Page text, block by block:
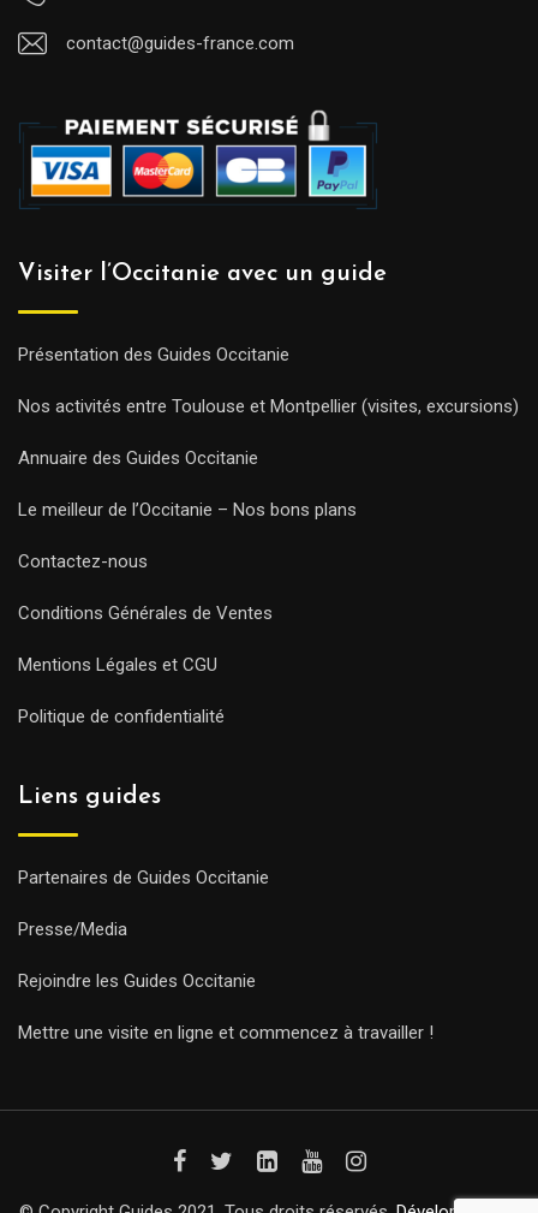
contact@guides-france.com
Visiter l’Occitanie avec un guide
Présentation des Guides Occitanie
Nos activités entre Toulouse et Montpellier (visites, excursions)
Annuaire des Guides Occitanie
Le meilleur de l’Occitanie – Nos bons plans
Contactez-nous
Conditions Générales de Ventes
Mentions Légales et CGU
Politique de confidentialité
Liens guides
Partenaires de Guides Occitanie
Presse/Media
Rejoindre les Guides Occitanie
Mettre une visite en ligne et commencez à travailler !